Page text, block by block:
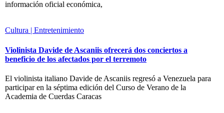
información oficial económica,
Cultura | Entretenimiento
Violinista Davide de Ascaniis ofrecerá dos conciertos a
beneficio de los afectados por el terremoto
El violinista italiano Davide de Ascaniis regresó a Venezuela para
participar en la séptima edición del Curso de Verano de la
Academia de Cuerdas Caracas